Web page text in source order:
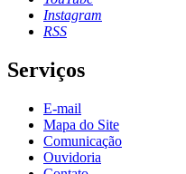
Instagram
RSS
Serviços
E-mail
Mapa do Site
Comunicação
Ouvidoria